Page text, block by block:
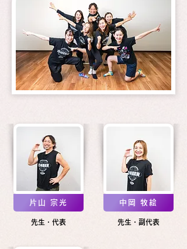
片山 宗光
先生・代表
中岡 牧絵
先生・副代表